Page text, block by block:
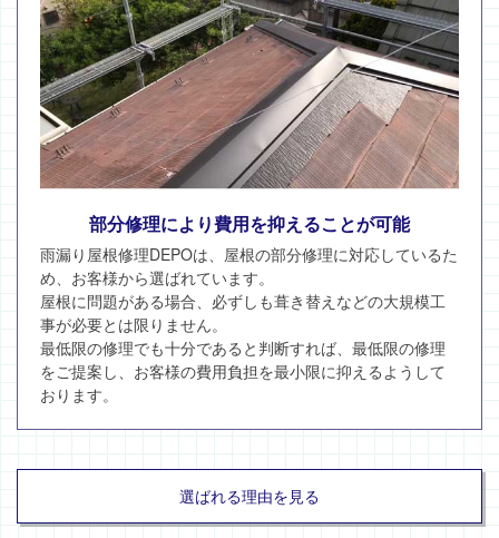
部分修理により費用を抑えることが可能
雨漏り屋根修理DEPOは、屋根の部分修理に対応しているた
め、お客様から選ばれています。
屋根に問題がある場合、必ずしも葺き替えなどの大規模工
事が必要とは限りません。
最低限の修理でも十分であると判断すれば、最低限の修理
をご提案し、お客様の費用負担を最小限に抑えるようして
おります。
選ばれる理由を見る